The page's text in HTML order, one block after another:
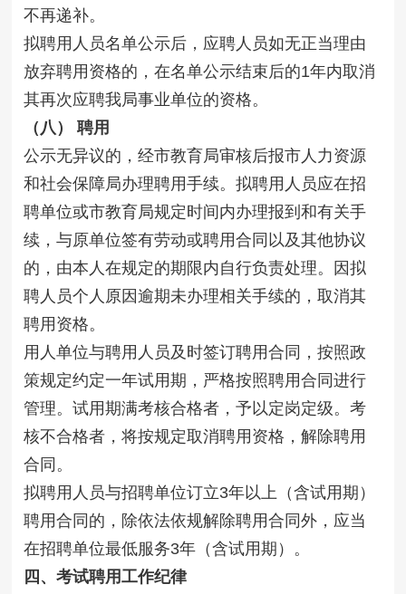
不再递补。
拟聘用人员名单公示后，应聘人员如无正当理由
放弃聘用资格的，在名单公示结束后的1年内取消
其再次应聘我局事业单位的资格。
（八） 聘用
公示无异议的，经市教育局审核后报市人力资源
和社会保障局办理聘用手续。拟聘用人员应在招
聘单位或市教育局规定时间内办理报到和有关手
续，与原单位签有劳动或聘用合同以及其他协议
的，由本人在规定的期限内自行负责处理。因拟
聘人员个人原因逾期未办理相关手续的，取消其
聘用资格。
用人单位与聘用人员及时签订聘用合同，按照政
策规定约定一年试用期，严格按照聘用合同进行
管理。试用期满考核合格者，予以定岗定级。考
核不合格者，将按规定取消聘用资格，解除聘用
合同。
拟聘用人员与招聘单位订立3年以上（含试用期）
聘用合同的，除依法依规解除聘用合同外，应当
在招聘单位最低服务3年（含试用期）。
四、考试聘用工作纪律